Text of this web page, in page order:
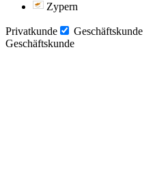
Zypern
Privatkunde
Geschäftskunde
Geschäftskunde